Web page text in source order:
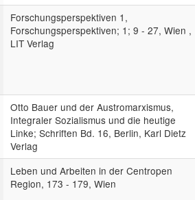
Forschungsperspektiven 1,
Forschungsperspektiven; 1; 9 - 27, Wien ,
LIT Verlag
Otto Bauer und der Austromarxismus,
Integraler Sozialismus und die heutige
Linke; Schriften Bd. 16, Berlin, Karl Dietz
Verlag
Leben und Arbeiten in der Centropen
Region, 173 - 179, Wien